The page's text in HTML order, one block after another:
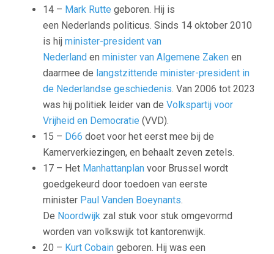
14 – Mark Rutte geboren. Hij is
een Nederlands politicus. Sinds 14 oktober 2010
is hij minister-president van
Nederland en minister van Algemene Zaken en
daarmee de langstzittende minister-president in
de Nederlandse geschiedenis. Van 2006 tot 2023
was hij politiek leider van de Volkspartij voor
Vrijheid en Democratie (VVD).
15 – D66 doet voor het eerst mee bij de
Kamerverkiezingen, en behaalt zeven zetels.
17 – Het Manhattanplan voor Brussel wordt
goedgekeurd door toedoen van eerste
minister Paul Vanden Boeynants.
De Noordwijk zal stuk voor stuk omgevormd
worden van volkswijk tot kantorenwijk.
20 – Kurt Cobain geboren. Hij was een